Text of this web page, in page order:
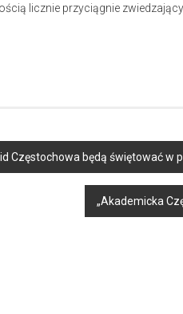
licznie przyciągnie
Częstochowa będą świętować w
„Akademicka